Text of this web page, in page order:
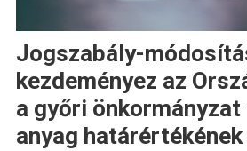
Jogszabály-
kezdeményez az
a győri
anyag